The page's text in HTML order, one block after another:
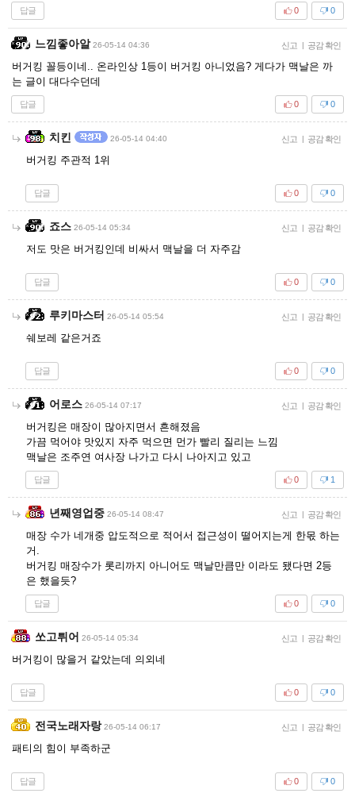
답글 0
0
느낌좋아알 26-05-14 04:36 신고 | 공감 확인
버거킹 꼴등이네.. 온라인상 1등이 버거킹 아니었음? 게다가 맥날은 까
는 글이 대다수던데
답글 0
0
치킨 26-05-14 04:40 신고 | 공감 확인
버거킹 주관적 1위
답글 0
0
죠스 26-05-14 05:34 신고 | 공감 확인
저도 맛은 버거킹인데 비싸서 맥날을 더 자주감
답글 0
0
루키마스터 26-05-14 05:54 신고 | 공감 확인
쉐보레 같은거죠
답글 0
0
어로스 26-05-14 07:17 신고 | 공감 확인
버거킹은 매장이 많아지면서 흔해졌음
가끔 먹어야 맛있지 자주 먹으면 먼가 빨리 질리는 느낌
맥날은 조주연 여사장 나가고 다시 나아지고 있고
답글 1
0
년째영업중 26-05-14 08:47 신고 | 공감 확인
매장 수가 네개중 압도적으로 적어서 접근성이 떨어지는게 한몫 하는
거.
버거킹 매장수가 롯리까지 아니어도 맥날만큼만 이라도 됐다면 2등
은 했을듯?
답글 0
0
쏘고튀어 26-05-14 05:34 신고 | 공감 확인
버거킹이 많을거 같았는데 의외네
답글 0
0
전국노래자랑 26-05-14 06:17 신고 | 공감 확인
패티의 힘이 부족하군
답글 0
0